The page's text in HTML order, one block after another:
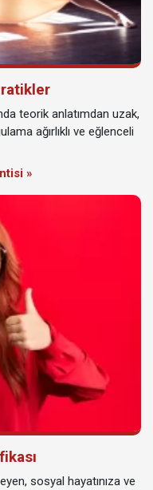
teorik anlatımdan uzak,
ağırlıklı ve eğlenceli
»
sosyal hayatınıza ve